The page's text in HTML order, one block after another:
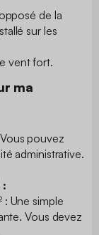
de la
sur les
vent fort.
ma
pouvez
administrative.
:
Une simple
Vous devez